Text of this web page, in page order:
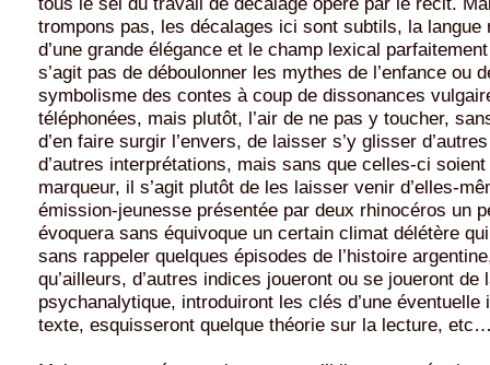
trompons pas, les décalages ici sont subtils, la langue
d’une grande élégance et le champ lexical
s’agit pas de déboulonner les mythes de l’enfance ou
symbolisme des contes à coup de dissonances
téléphonées, mais plutôt, l’air de ne pas y toucher,
d’en faire surgir l’envers, de laisser s’y glisser
d’autres interprétations, mais sans que celles-ci
marqueur, il s’agit plutôt de les laisser venir d’elles-
émission-jeunesse présentée par deux rhinocéros un
évoquera sans équivoque un certain climat délétère
sans rappeler quelques épisodes de l’histoire
qu’ailleurs, d’autres indices joueront ou se joueront de
psychanalytique, introduiront les clés d’une éventuelle
texte, esquisseront quelque théorie sur la lecture,